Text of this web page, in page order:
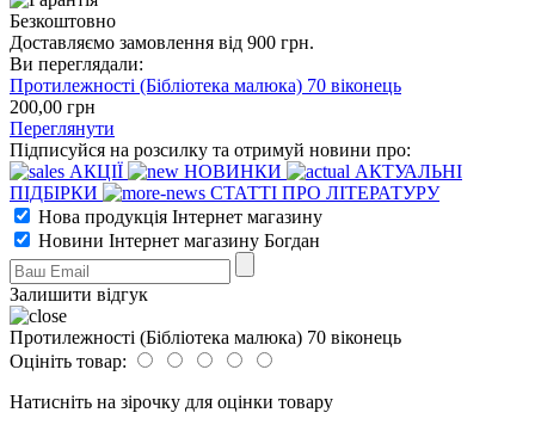
Безкоштовно
Доставляємо замовлення від 900 грн.
Ви переглядали:
Протилежності (Бібліотека малюка) 70 віконець
200,00 грн
Переглянути
Підписуйся на розсилку та отримуй новини про:
АКЦІЇ
НОВИНКИ
АКТУАЛЬНІ
ПІДБІРКИ
СТАТТІ ПРО ЛІТЕРАТУРУ
Нова продукція Інтернет магазину
Новини Інтернет магазину Богдан
Залишити відгук
Протилежності (Бібліотека малюка) 70 віконець
Оцініть товар:
Натисніть на зірочку для оцінки товару